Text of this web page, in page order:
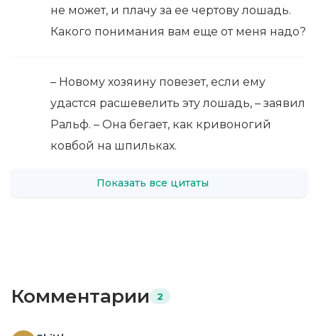
не может, и плачу за ее чертову лошадь.
Какого понимания вам еще от меня надо?
– Новому хозяину повезет, если ему
удастся расшевелить эту лошадь, – заявил
Ральф. – Она бегает, как кривоногий
ковбой на шпильках.
Показать все цитаты
Комментарии 2